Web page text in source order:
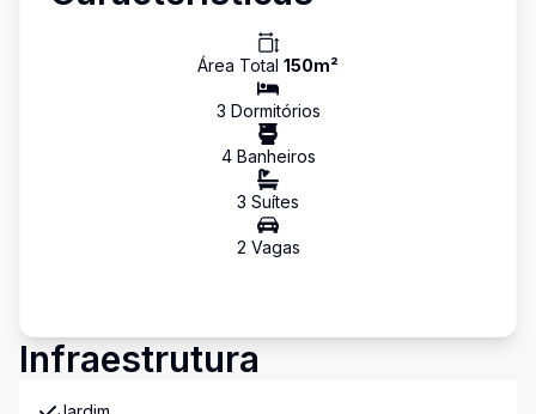
Área Total 150m²
3 Dormitórios
4Banheiros
3 Suítes
2 Vagas
Infraestrutura